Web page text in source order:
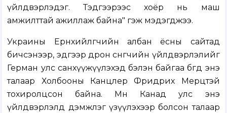
үйлдвэрлэдэг. Тэдгээрээс хоёр нь маш
амжилттай ажиллаж байна" гэж мэдэгджээ.
Украины Ерөнхийлөгчийн албан ёсны сайтад
бичсэнээр, эдгээр дрон сөнөөгчийн үйлдвэрлэлийг
Герман улс санхүүжүүлэхэд бэлэн байгаа бөгөөд энэ
талаар Холбооны Канцлер Фридрих Мерцтэй
тохиролцсон байна. Мөн Канад улс энэ
үйлдвэрлэлд дэмжлэг үзүүлэхээр болсон талаар